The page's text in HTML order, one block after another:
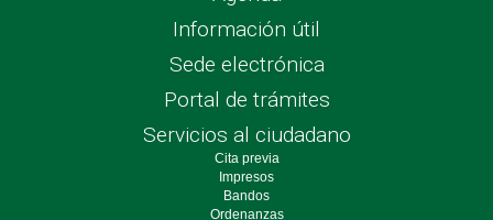
Información útil
Sede electrónica
Portal de trámites
Servicios al ciudadano
Cita previa
Impresos
Bandos
Ordenanzas